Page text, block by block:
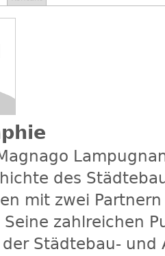
des
mit zwei
Seine zahlreichen
Städtebau-